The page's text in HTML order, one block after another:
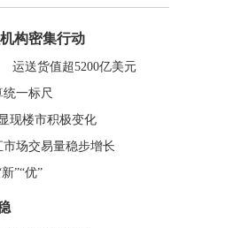
构密集行动
运送货值超5200亿美元
一标尺
现楼市积极变化
场交易量稳步增长
”“优”